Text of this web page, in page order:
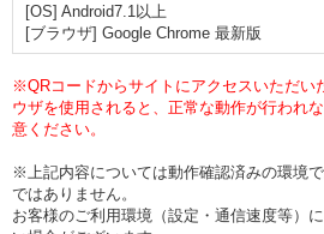
[OS] Android7.1以上
[ブラウザ] Google Chrome 最新版
※QRコードからサイトにアクセスいただい
ウザを使用されると、正常な動作が行われ
意ください。
※上記内容については動作確認済みの環境
ではありません。
お客様のご利用環境（設定・通信速度等）